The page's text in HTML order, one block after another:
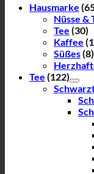
Hausmarke
Nüsse
Tee (30)
Kaffee
Süßes(8)
Tee (122)